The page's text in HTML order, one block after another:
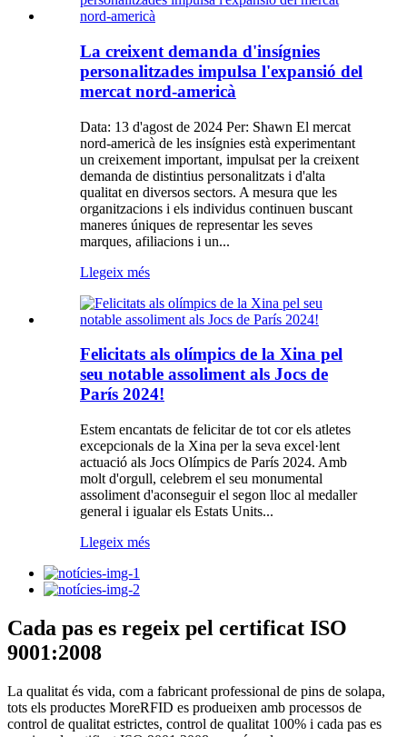
La creixent demanda d'insígnies
personalitzades impulsa l'expansió del
mercat nord-americà
Data: 13 d'agost de 2024 Per: Shawn El mercat
nord-americà de les insígnies està experimentant
un creixement important, impulsat per la creixent
demanda de distintius personalitzats i d'alta
qualitat en diversos sectors. A mesura que les
organitzacions i els individus continuen buscant
maneres úniques de representar les seves
marques, afiliacions i un...
Llegeix més
Felicitats als olímpics de la Xina pel
seu notable assoliment als Jocs de
París 2024!
Estem encantats de felicitar de tot cor els atletes
excepcionals de la Xina per la seva excel·lent
actuació als Jocs Olímpics de París 2024. Amb
molt d'orgull, celebrem el seu monumental
assoliment d'aconseguir el segon lloc al medaller
general i igualar els Estats Units...
Llegeix més
Cada pas es regeix pel certificat ISO
9001:2008
La qualitat és vida, com a fabricant professional de pins de solapa,
tots els productes MoreRFID es produeixen amb processos de
control de qualitat estrictes, control de qualitat 100% i cada pas es